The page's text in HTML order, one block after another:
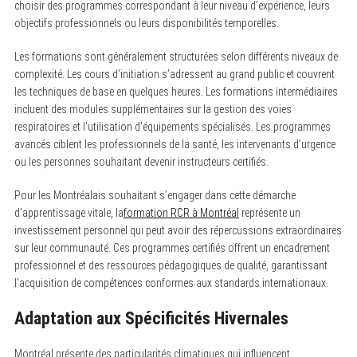
choisir des programmes correspondant à leur niveau d’expérience, leurs
objectifs professionnels ou leurs disponibilités temporelles.
Les formations sont généralement structurées selon différents niveaux de
complexité. Les cours d’initiation s’adressent au grand public et couvrent
les techniques de base en quelques heures. Les formations intermédiaires
incluent des modules supplémentaires sur la gestion des voies
respiratoires et l’utilisation d’équipements spécialisés. Les programmes
avancés ciblent les professionnels de la santé, les intervenants d’urgence
ou les personnes souhaitant devenir instructeurs certifiés.
Pour les Montréalais souhaitant s’engager dans cette démarche
d’apprentissage vitale, laformation RCR à Montréal représente un
investissement personnel qui peut avoir des répercussions extraordinaires
sur leur communauté. Ces programmes certifiés offrent un encadrement
professionnel et des ressources pédagogiques de qualité, garantissant
l’acquisition de compétences conformes aux standards internationaux.
Adaptation aux Spécificités Hivernales
Montréal présente des particularités climatiques qui influencent